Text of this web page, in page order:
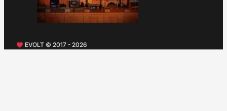
EVOLT © 2017 - 2026